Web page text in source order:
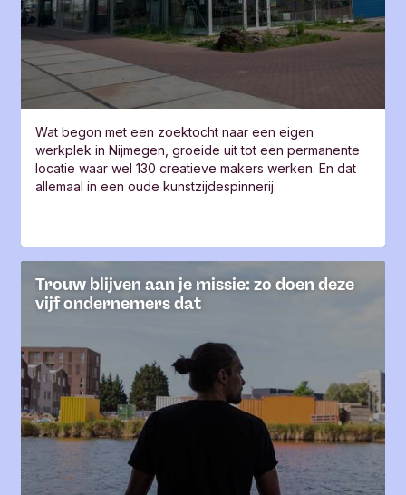
Wat begon met een zoektocht naar een eigen
werkplek in Nijmegen, groeide uit tot een permanente
locatie waar wel 130 creatieve makers werken. En dat
allemaal in een oude kunstzijdespinnerij.
Trouw blijven aan je missie: zo doen deze
vijf ondernemers dat